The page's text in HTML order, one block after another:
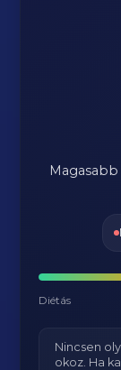
Diétás
Nincsen
okoz. Ha